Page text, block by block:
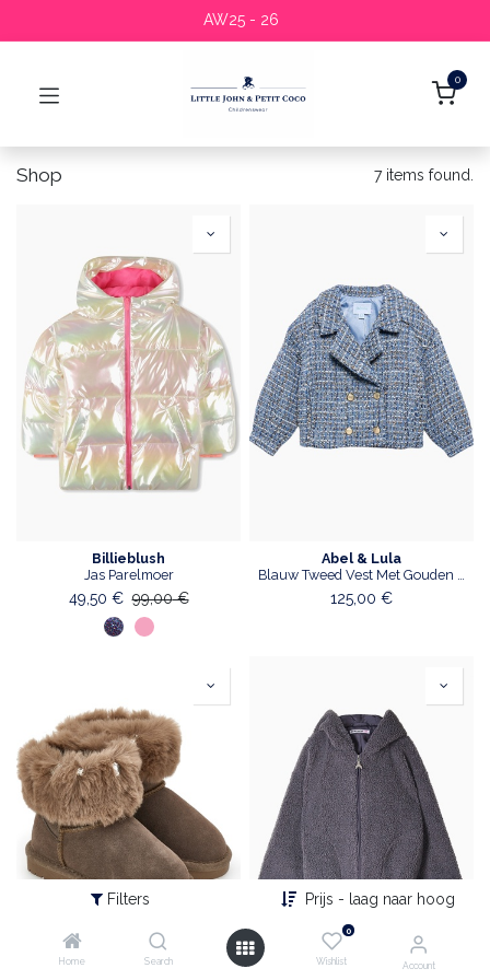
Filters Prijs - laag naar hoog
Home Search
0
Wishlist Account
AW25 - 26
0
Shop 7 items found.
Billieblush
Jas Parelmoer
49,50 € 99,00€
Abel & Lula
125,00 €